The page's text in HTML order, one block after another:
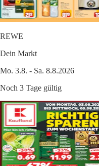
REWE
Dein Markt
Mo. 3.8. - Sa. 8.8.2026
Noch 3 Tage gültig